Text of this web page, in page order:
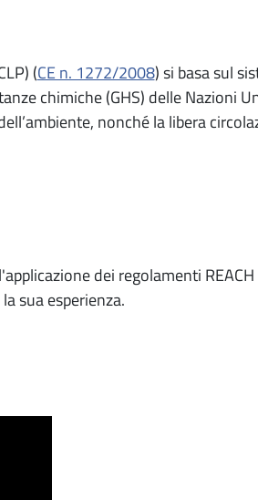
(CE n. 1272/2008) si basa sul
chimiche (GHS) delle Nazioni
nonché la libera
dei regolamenti REACH
sua esperienza.